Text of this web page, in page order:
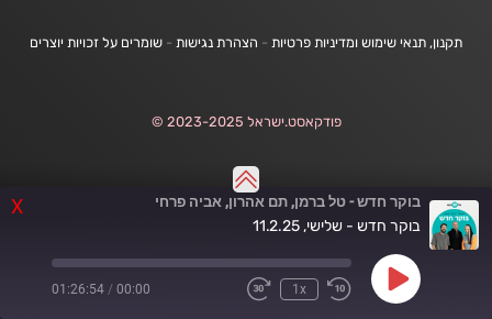
X בוקר חדש - טל ברמן, תם אהרון, אביה פרחי
בוקר חדש - שלישי, 11.2.25
Play
Episode
Rewind
1x
Fast
00:00
/
01:26:54
תקנון, תנאי שימוש ומדיניות פרטיות - הצהרת נגישות - שומרים על זכויות יוצרים
פודקאסט.ישראל 2023-2025 ©